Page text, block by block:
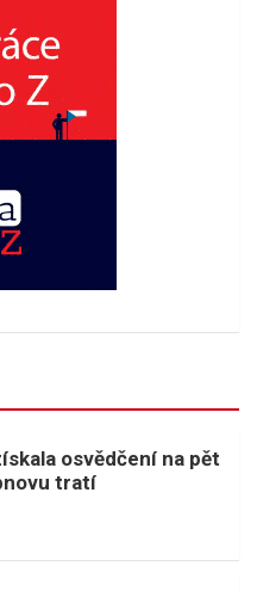
osvědčení na pět
tratí